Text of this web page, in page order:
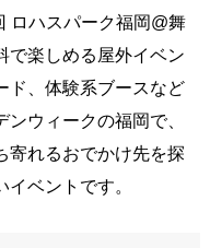
ロハスパーク福岡@舞
で楽しめる屋外イベン
ド、体験系ブースなど
ウィークの福岡で、
寄れるおでかけ先を探
ベントです。